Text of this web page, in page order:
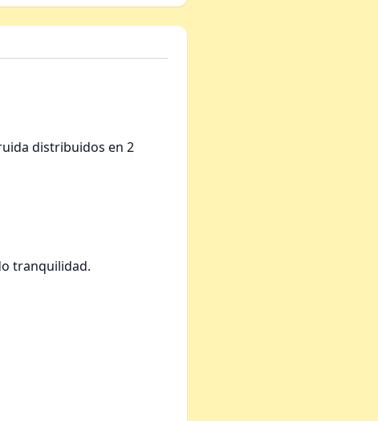
distribuidos en 2
tranquilidad.